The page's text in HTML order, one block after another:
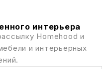
интерьера
Homehood и
и интерьерных